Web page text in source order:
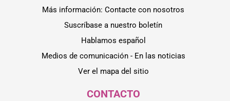
Más información: Contacte con nosotros
Suscríbase a nuestro boletín
Hablamos español
Medios de comunicación - En las noticias
Ver el mapa del sitio
CONTACTO